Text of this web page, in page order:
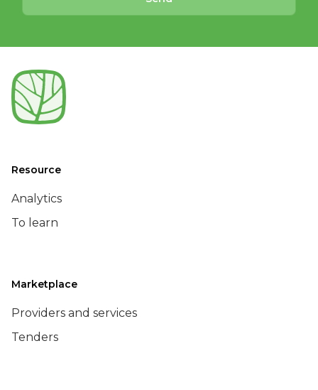
Resource
Analytics
To learn
Marketplace
Providers and services
Tenders